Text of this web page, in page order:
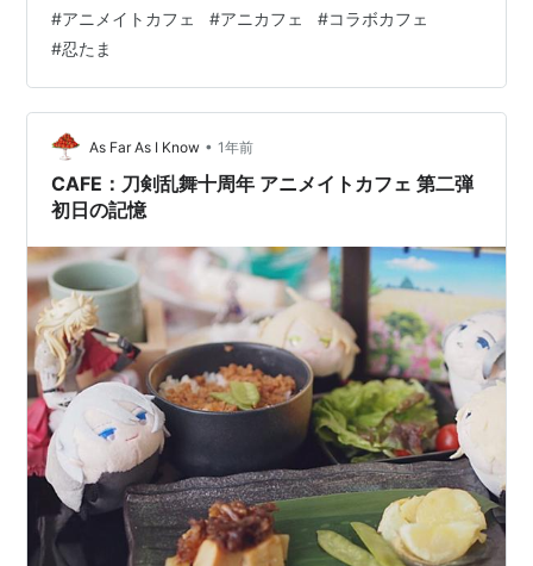
のを切欠に、母がはまり、近くに暮らす祖父母もはま
り、気付けば録画したものを家族で夕飯の後に見るとい
う謎の習慣が出来たのである。最終的には父が一番はま
っていた。 最初のうちは、７人から気付けば５人…
#アニメイトカフェ #アニカフェ #コラボカフェ
#忍たま
As Far As I Know • 1年前
CAFE：刀剣乱舞十周年 アニメイトカフェ 第二弾
初日の記憶